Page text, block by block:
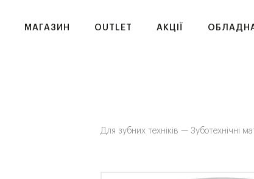
МАГАЗИН OUTLET АКЦІЇ
Для зубних техніків —Зуботехнічні